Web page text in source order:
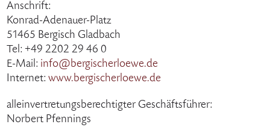
Anschrift:
Konrad-Adenauer-Platz
51465 Bergisch Gladbach
Tel: +49 2202 29 46 0
E-Mail: info@bergischerloewe.de
Internet: www.bergischerloewe.de
alleinvertretungsberechtigter Geschäftsführer:
Norbert Pfennings